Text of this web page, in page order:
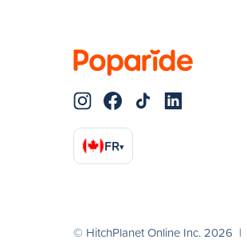
FR▾
© HitchPlanet Online Inc. 2026 |